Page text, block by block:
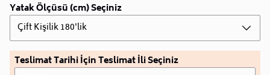
Yatak Ölçüsü (cm) Seçiniz
Çift Kişilik 180'lik
Teslimat Tarihi İçin Teslimat İli Seçiniz